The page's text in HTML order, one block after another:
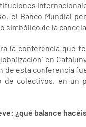
el Banco Mundial
simbólico de la
la conferencia que
en
de esta conferencia
de colectivos, en
¿qué balance